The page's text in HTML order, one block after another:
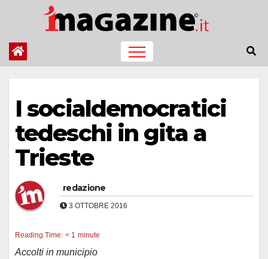
contenuto
I socialdemocratici
tedeschi in gita a
Trieste
redazione
3 OTTOBRE 2016
Reading Time: < 1 minute
Accolti in municipio